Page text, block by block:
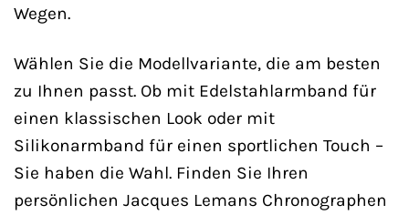
Wegen.
Wählen Sie die Modellvariante, die am besten
zu Ihnen passt. Ob mit Edelstahlarmband für
einen klassischen Look oder mit
Silikonarmband für einen sportlichen Touch –
Sie haben die Wahl. Finden Sie Ihren
persönlichen Jacques Lemans Chronographen